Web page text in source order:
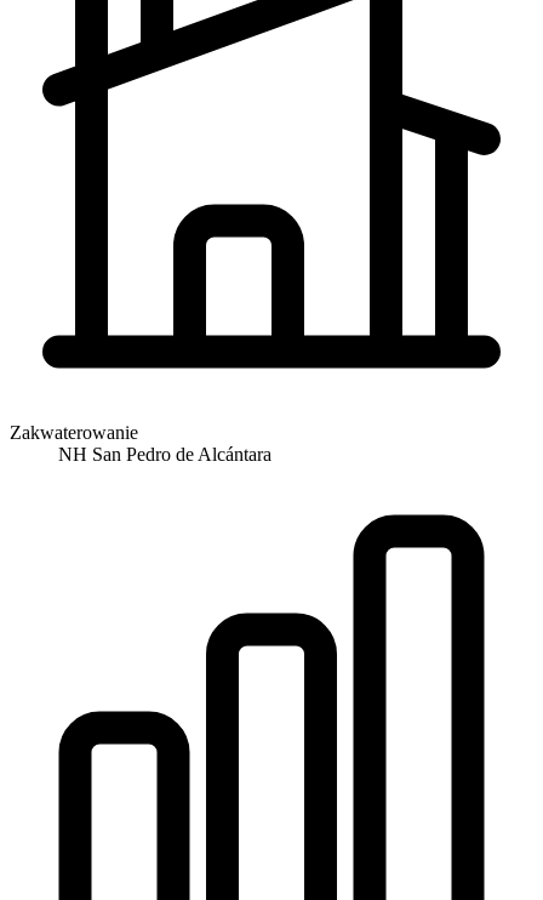
Zakwaterowanie
NH San Pedro de Alcántara